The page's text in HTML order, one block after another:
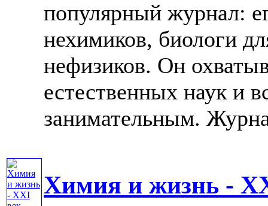
популярный журнал:
нехимиков, биологи
нефизиков. Он
естественных наук и
занимательным.
Химия и жизнь -